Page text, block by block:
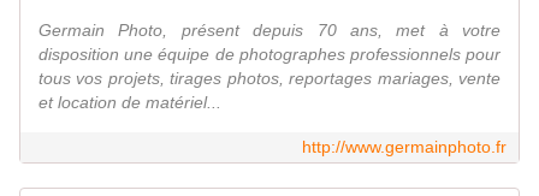
Germain Photo, présent depuis 70 ans, met à votre
disposition une équipe de photographes professionnels pour
tous vos projets, tirages photos, reportages mariages, vente
et location de matériel...
http://www.germainphoto.fr